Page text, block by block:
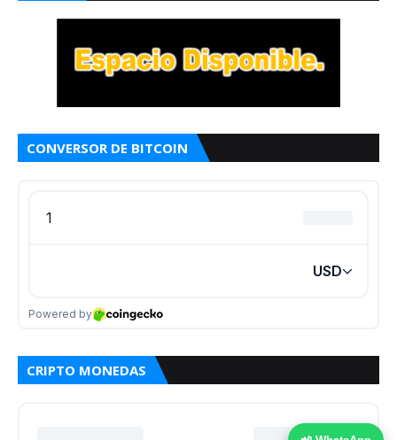
CONVERSOR DE BITCOIN
CRIPTO MONEDAS